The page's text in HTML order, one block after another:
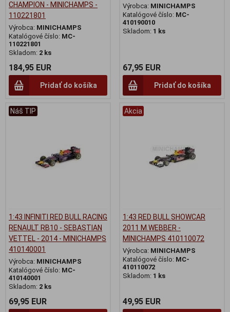
CHAMPION - MINICHAMPS -
110221801
Výrobca: MINICHAMPS
Katalógové číslo: MC-
110221801
Skladom: 2 ks
184,95 EUR
Pridať do košíka
Výrobca: MINICHAMPS
Katalógové číslo: MC-
410190010
Skladom: 1 ks
67,95 EUR
Pridať do košíka
Náš TIP
1:43 INFINITI RED BULL RACING
RENAULT RB10 - SEBASTIAN
VETTEL - 2014 - MINICHAMPS
410140001
Výrobca: MINICHAMPS
Katalógové číslo: MC-
410140001
Skladom: 2 ks
69,95 EUR
Akcia
1:43 RED BULL SHOWCAR
2011 M.WEBBER -
MINICHAMPS 410110072
Výrobca: MINICHAMPS
Katalógové číslo: MC-
410110072
Skladom: 1 ks
49,95 EUR